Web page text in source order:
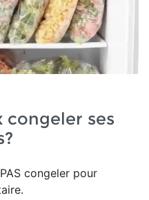
ses
congeler pour